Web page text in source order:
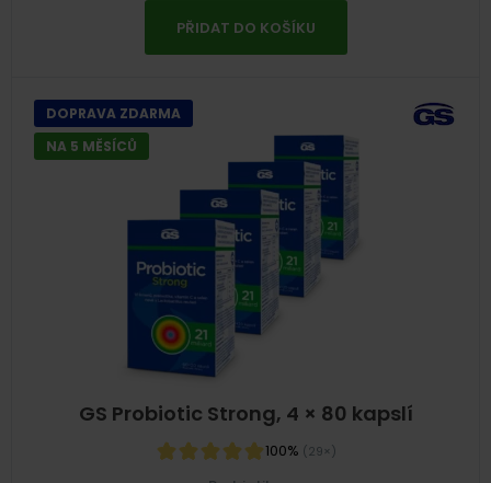
PŘIDAT DO KOŠÍKU
GS Probiotic Strong, 4 × 80 kapslí
100% (29×)
DOPRAVA ZDARMA
NA 5 MĚSÍCŮ